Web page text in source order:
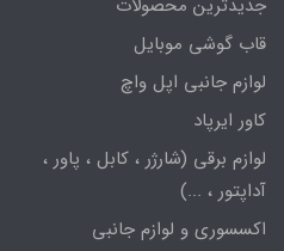
جدیدترین محصولات
قاب گوشی موبایل
لوازم جانبی اپل واچ
کاور ایرپاد
لوازم برقی (شارژر ، کابل ، پاور ،
آداپتور ، ...)
اکسسوری و لوازم جانبی